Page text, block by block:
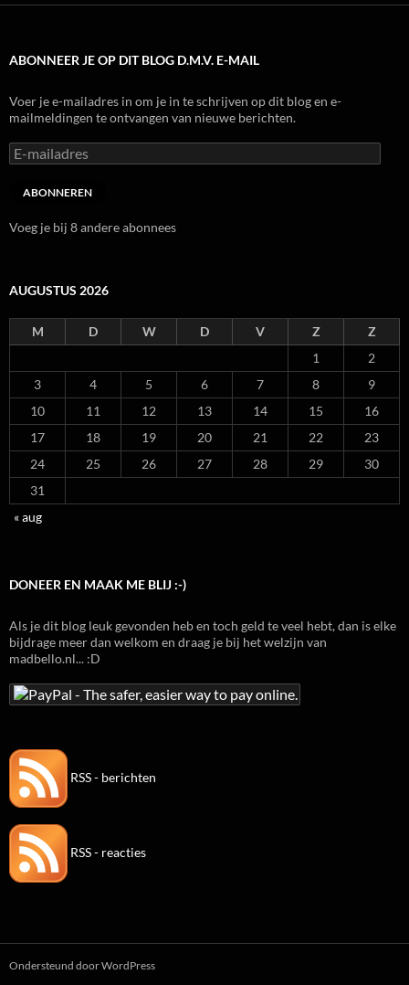
ABONNEER JE OP DIT BLOG D.M.V. E-MAIL
Voer je e-mailadres in om je in te schrijven op dit blog en e-
mailmeldingen te ontvangen van nieuwe berichten.
E-
mailadres
ABONNEREN
Voeg je bij 8 andere abonnees
AUGUSTUS 2026
M D W D V Z
Z
1
2
3
4 5 6 7 8
9
10
11 12 13 14 15
16
17
18 19 20 21 22
23
24
25 26 27 28 29
30
31
« aug
DONEER EN MAAK ME BLIJ :-)
Als je dit blog leuk gevonden heb en toch geld te veel hebt, dan is elke
bijdrage meer dan welkom en draag je bij het welzijn van
madbello.nl... :D
RSS - berichten
RSS - reacties
Ondersteund door WordPress